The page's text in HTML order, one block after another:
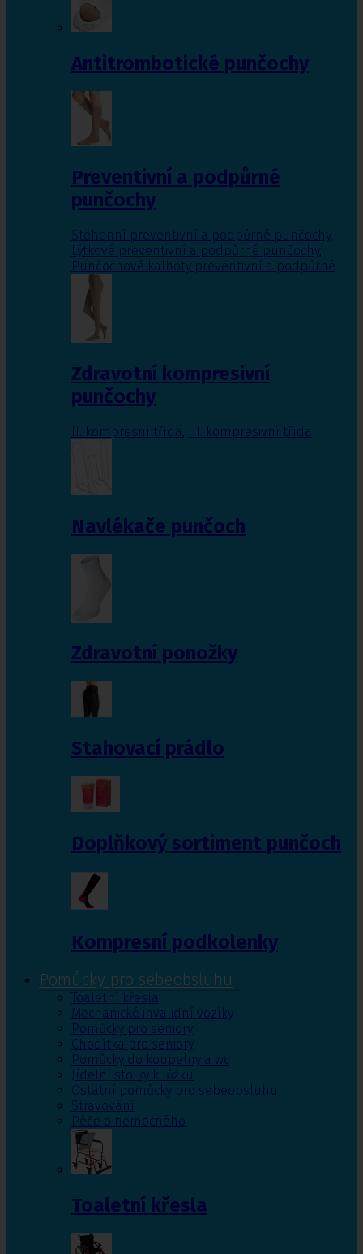
Antitrombotické punčochy
Preventivní a podpůrné
punčochy
Stehenní preventivní a podpůrné punčochy,
Lýtkové preventivní a podpůrné punčochy,
Punčochové kalhoty preventivní a podpůrné
Zdravotní kompresivní
punčochy
II. kompresní třída III. kompresivní třída
Navlékače punčoch
Zdravotní ponožky
Stahovací prádlo
Doplňkový sortiment punčoch
Kompresní podkolenky
Pomůcky pro sebeobsluhu
Toaletní křesla
Mechanické invalidní vozíky
Pomůcky pro seniory
Chodítka pro seniory
Pomůcky do koupelny a wc
Jídelní stolky k lůžku
Ostatní pomůcky pro sebeobsluhu
Stravování
Péče o nemocného
Toaletní křesla